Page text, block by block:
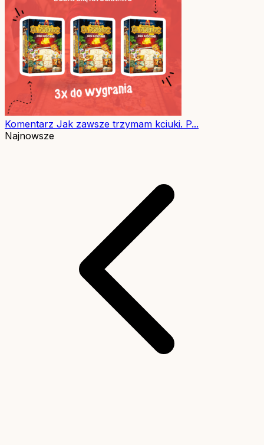
Komentarz Jak zawsze trzymam kciuki. P...
Najnowsze